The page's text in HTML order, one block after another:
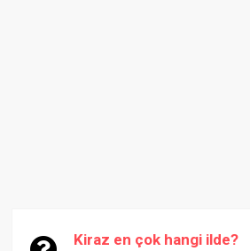
Kiraz en çok hangi ilde?